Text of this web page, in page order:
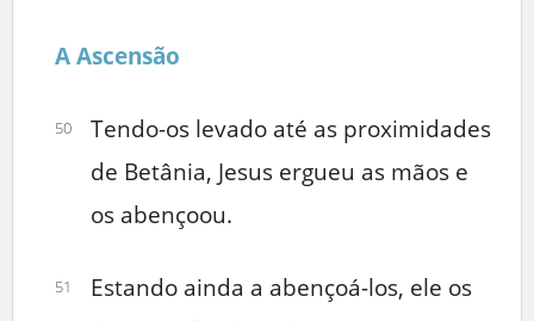
A Ascensão
50
Tendo-os levado até as proximidades
de Betânia, Jesus ergueu as mãos e
os abençoou.
51
Estando ainda a abençoá-los, ele os